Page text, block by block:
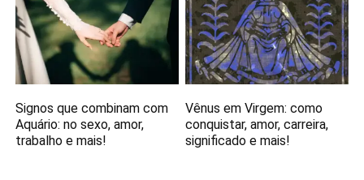
Signos que combinam com
Aquário: no sexo, amor,
trabalho e mais!
Vênus em Virgem: como
conquistar, amor, carreira,
significado e mais!